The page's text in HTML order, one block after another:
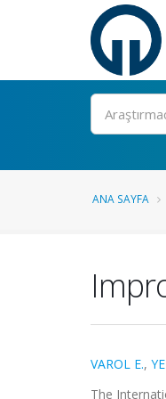
Ara
ANA SAYFA
VAROL E.,
The